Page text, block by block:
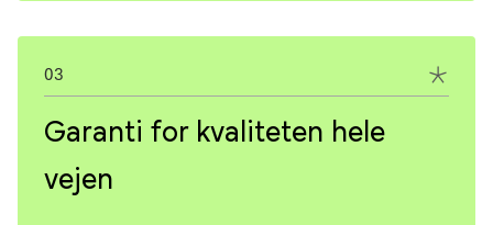
03
Garanti for kvaliteten hele
vejen